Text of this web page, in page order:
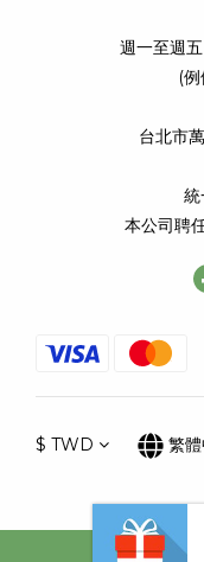
週一至週
(
台北市
本公司聘
$ TWD 繁